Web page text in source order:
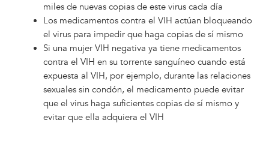
miles de nuevas copias de este virus cada día
Los medicamentos contra el VIH actúan bloqueando
el virus para impedir que haga copias de sí mismo
Si una mujer VIH negativa ya tiene medicamentos
contra el VIH en su torrente sanguíneo cuando está
expuesta al VIH, por ejemplo, durante las relaciones
sexuales sin condón, el medicamento puede evitar
que el virus haga suficientes copias de sí mismo y
evitar que ella adquiera el VIH